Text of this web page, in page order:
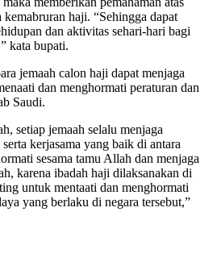
haji. “Sehingga dapat
dan aktivitas sehari-hari bagi
kata bupati.
jemaah calon haji dapat menjaga
dan menghormati peraturan dan
Saudi.
setiap jemaah selalu menjaga
kerjasama yang baik di antara
sesama tamu Allah dan menjaga
karena ibadah haji dilaksanakan di
untuk mentaati dan menghormati
yang berlaku di negara tersebut,”